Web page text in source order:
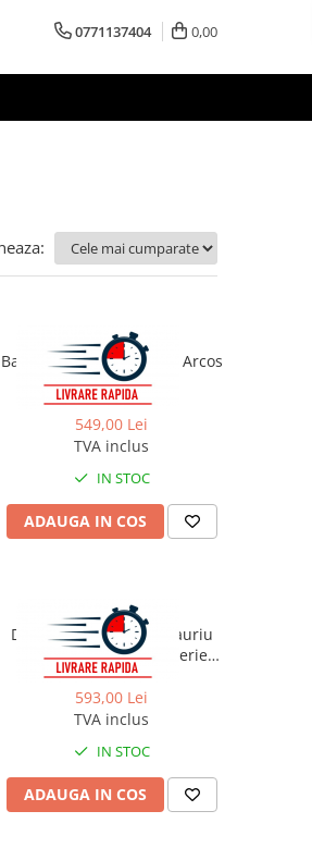
0771137404 0,00
Rea
Baterie pentru cada Rea Arcos
auriu periat
549,00 Lei
TVA inclus
IN STOC
ADAUGA IN COS
Rea
Dus igienic cu baterie auriu
periat Rea Loop cu baterie
incastrata
593,00 Lei
TVA inclus
IN STOC
ADAUGA IN COS